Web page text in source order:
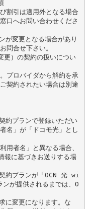
割引は適用外となる場合
口へお問い合わせくださ
が変更となる場合があり
問合せ下さい。
更）の契約の扱いについ
プロバイダから解約を承
契約されたい場合は別途
約プランで登録いただい
名」が「ドコモ光」とし
用者名」と異なる場合、
報に基づきお送りする場
約プランが「OCN 光 wi
が提供されるまでは、O
に変更になります。な